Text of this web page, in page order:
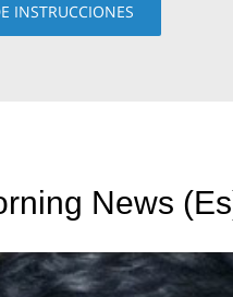
INSTRUCCIONES
News